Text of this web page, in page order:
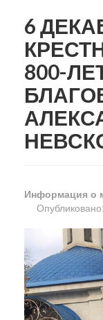
6
800-
Информация о